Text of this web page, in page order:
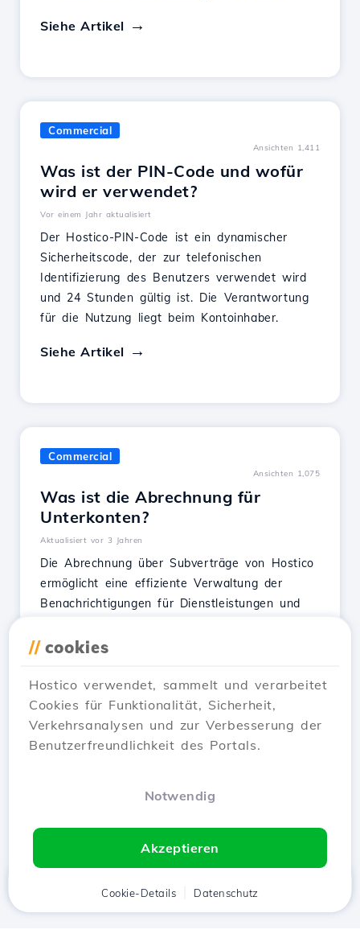
Siehe Artikel
Commercial
Ansichten 1,411
Was ist der PIN-Code und wofür
wird er verwendet?
Vor einem Jahr aktualisiert
Der Hostico-PIN-Code ist ein dynamischer
Sicherheitscode, der zur telefonischen
Identifizierung des Benutzers verwendet wird
und 24 Stunden gültig ist. Die Verantwortung
für die Nutzung liegt beim Kontoinhaber.
Siehe Artikel
Commercial
Ansichten 1,075
Was ist die Abrechnung für
Unterkonten?
Aktualisiert vor 3 Jahren
Die Abrechnung über Subverträge von Hostico
ermöglicht eine effiziente Verwaltung der
Benachrichtigungen für Dienstleistungen und
Aktivierungsoptionen zu wählen.
Siehe Artikel
// cookies
Hostico verwendet, sammelt und verarbeitet
Cookies für Funktionalität, Sicherheit,
Verkehrsanalysen und zur Verbesserung der
Benutzerfreundlichkeit des Portals.
Notwendig
Akzeptieren
Cookie-Details Datenschutz
Kunde Warenkorb Chat